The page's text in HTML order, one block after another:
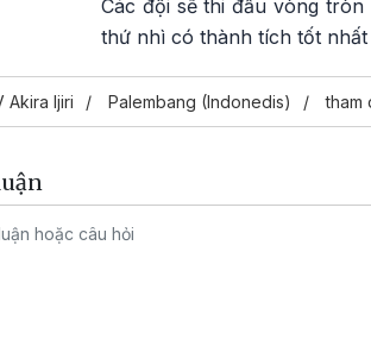
Các đội sẽ thi đấu vòng
thứ nhì có thành tích tốt
Akira Ijiri Palembang (Indonedis) tham